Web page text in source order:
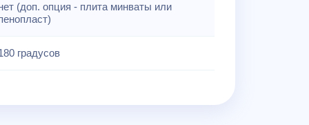
(доп. опция - плита минваты или
градусов